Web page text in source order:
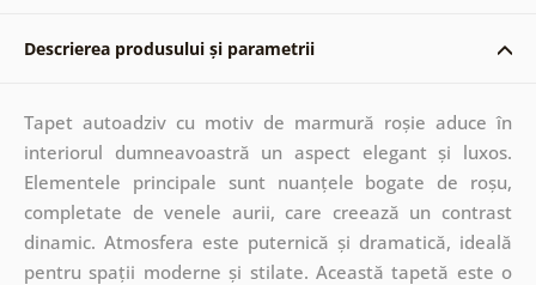
Descrierea produsului și parametrii
Tapet autoadziv cu motiv de marmură roșie aduce în
interiorul dumneavoastră un aspect elegant și luxos.
Elementele principale sunt nuanțele bogate de roșu,
completate de venele aurii, care creează un contrast
dinamic. Atmosfera este puternică și dramatică, ideală
pentru spații moderne și stilate. Această tapetă este o